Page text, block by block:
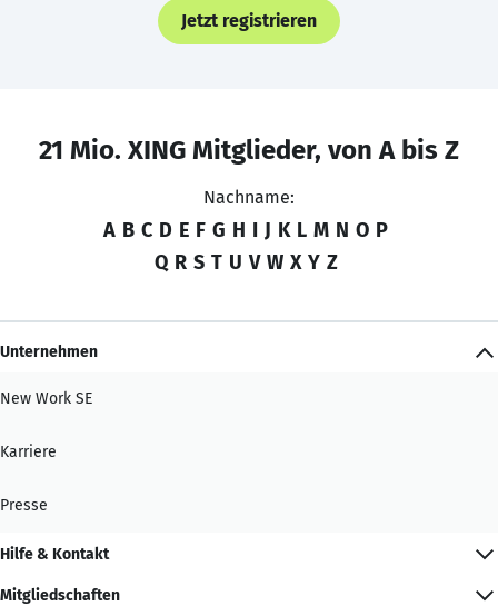
Jetzt registrieren
21 Mio. XING Mitglieder, von A bis Z
Nachname:
A B C D E F G H I J K L M N O P
Q R S T U V W X Y Z
Unternehmen
New Work SE
Karriere
Presse
Hilfe & Kontakt
Mitgliedschaften